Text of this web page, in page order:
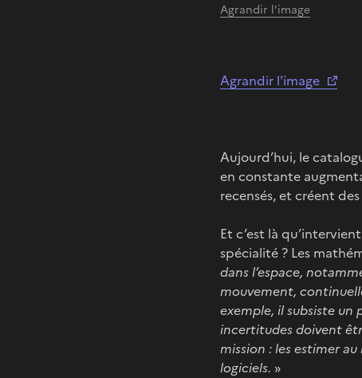
Agrandir l'image
Agrandir l'image
Aujourd’hui, le
en constante
recensés, et créent
Et c’est là
spécialité ? Les
dans l’espace,
mouvement,
exemple, il subsiste un
incertitudes doivent
mission : les estimer
logiciels. »